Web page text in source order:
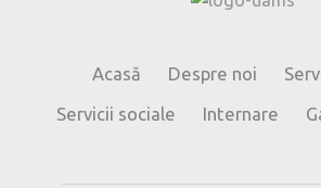
Acasă Despre noi
Servicii sociale Internare